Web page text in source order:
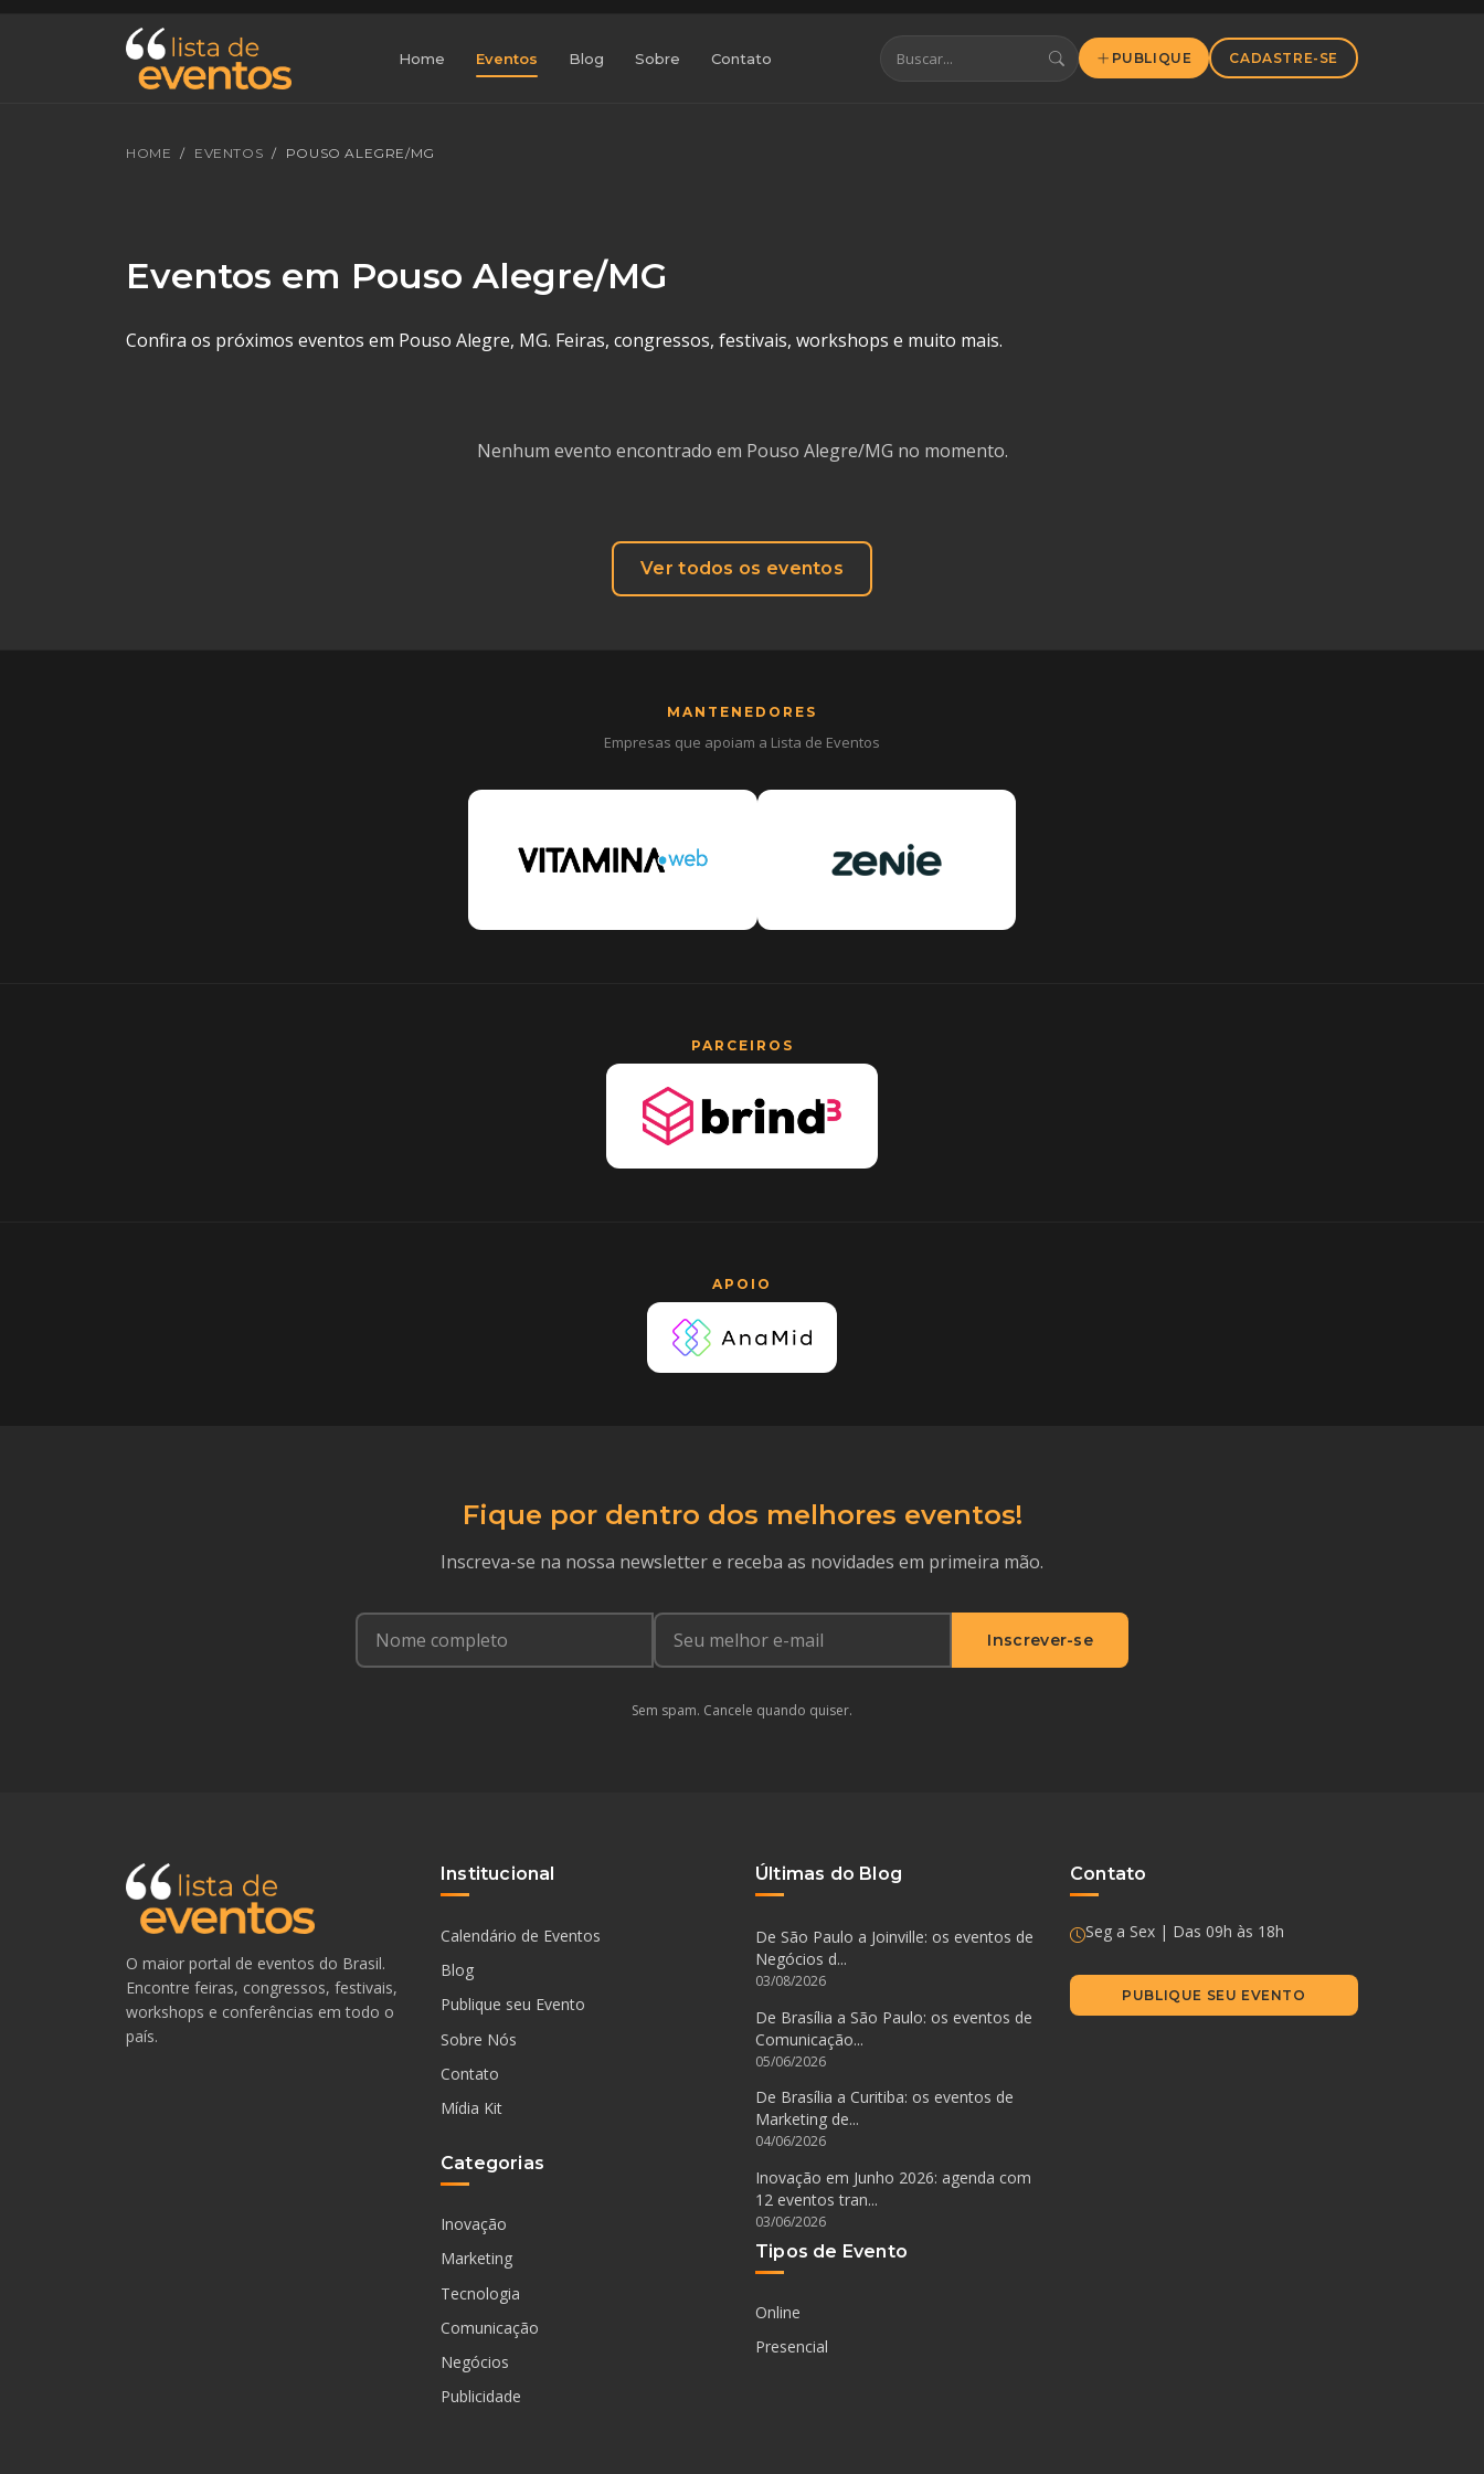
Home Eventos Blog Sobre Contato PUBLIQUE CADASTRE-SE
HOME EVENTOS POUSO ALEGRE/MG
Eventos em Pouso Alegre/MG
Confira os próximos eventos em Pouso Alegre, MG. Feiras, congressos, festivais, workshops e muito mais.
Nenhum evento encontrado em Pouso Alegre/MG no momento.
Ver todos os eventos
MANTENEDORES
Empresas que apoiam a Lista de Eventos
PARCEIROS
APOIO
Fique por dentro dos melhores eventos!
Inscreva-se na nossa newsletter e receba as novidades em primeira mão.
Inscrever-se
Sem spam. Cancele quando quiser.
O maior portal de eventos do Brasil.
Encontre feiras, congressos, festivais,
workshops e conferências em todo o
país.
Institucional
Calendário de Eventos
Blog
Publique seu Evento
Sobre Nós
Contato
Mídia Kit
Categorias
Inovação
Marketing
Tecnologia
Comunicação
Negócios
Publicidade
Últimas do Blog
De São Paulo a Joinville: os eventos de
Negócios d...
03/08/2026
De Brasília a São Paulo: os eventos de
Comunicação...
05/06/2026
De Brasília a Curitiba: os eventos de
Marketing de...
04/06/2026
Inovação em Junho 2026: agenda com
12 eventos tran...
03/06/2026
Tipos de Evento
Online
Presencial
Contato
Seg a Sex | Das 09h às 18h
PUBLIQUE SEU EVENTO